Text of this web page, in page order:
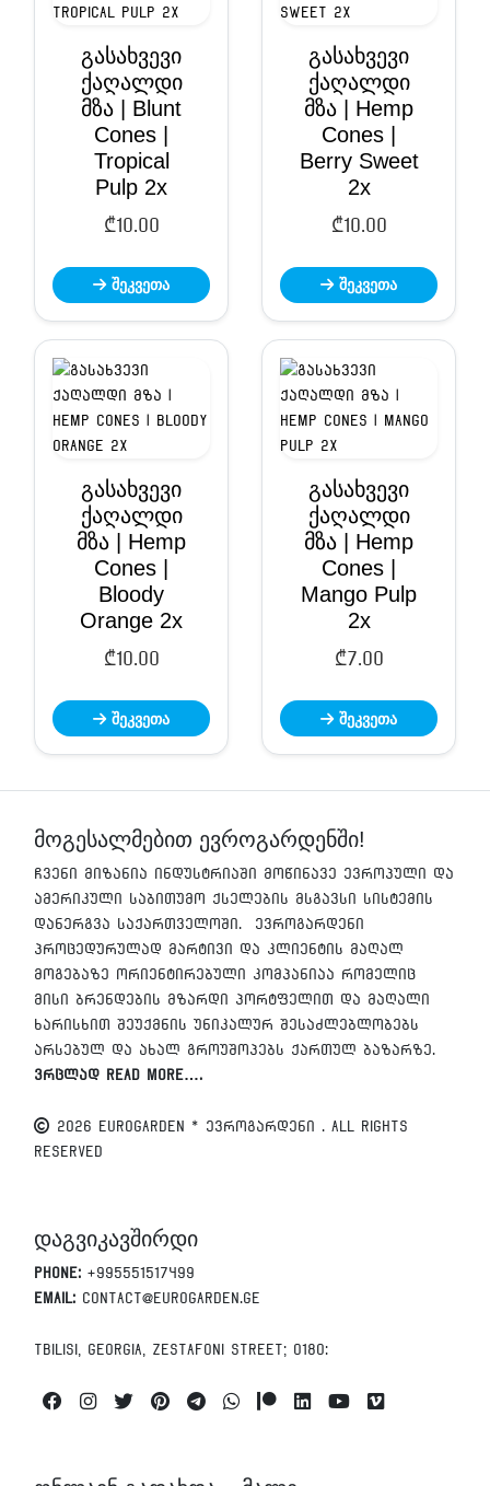
გასახვევი
ქაღალდი
მზა | Blunt
Cones |
Tropical
Pulp 2x
₾10.00
შეკვეთა
გასახვევი
ქაღალდი
მზა | Hemp
Cones |
Berry Sweet
2x
₾10.00
შეკვეთა
გასახვევი
ქაღალდი
მზა | Hemp
Cones |
Bloody
Orange 2x
₾10.00
შეკვეთა
გასახვევი
ქაღალდი
მზა | Hemp
Cones |
Mango Pulp
2x
₾7.00
შეკვეთა
მოგესალმებით ევროგარდენში!
ჩვენი მიზანია ინდუსტრიაში მოწინავე ევროპული და
ამერიკული საბითუმო ქსელების მსგავსი სისტემის
დანერგვა საქართველოში. ევროგარდენი
პროცედურულად მარტივი და კლიენტის მაღალ
მოგებაზე ორიენტირებული კომპანიაა რომელიც
მისი ბრენდების მზარდი პორტფელით და მაღალი
ხარისხით შეუქმნის უნიკალურ შესაძლებლობებს
არსებულ და ახალ გროუშოპებს ქართულ ბაზარზე.
ვრცლად Read More….
2026 EUROGARDEN * ევროგარდენი . All Rights
Reserved
დაგვიკავშირდი
Phone: +995551517499
Email: contact@eurogarden.ge
Tbilisi, Georgia, Zestafoni Street; 0180:
FacebookInstagramTwitterPinterestTelegramWhatsappPatreonLinkedinYoutube